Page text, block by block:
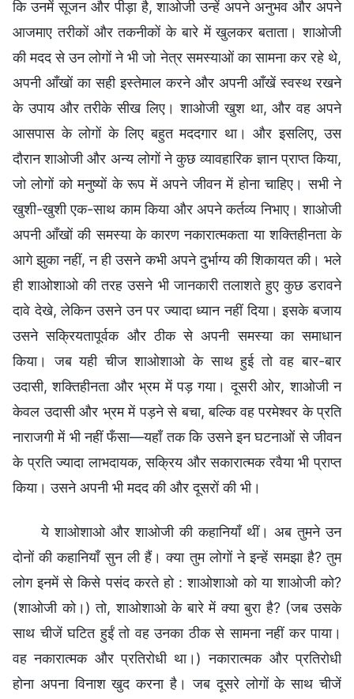
कि उनमें सूजन और पीड़ा है, शाओजी उन्हें अपने अनुभव और अपने
आजमाए तरीकों और तकनीकों के बारे में खुलकर बताता। शाओजी
की मदद से उन लोगों ने भी जो नेत्र समस्याओं का सामना कर रहे थे,
अपनी आँखों का सही इस्तेमाल करने और अपनी आँखें स्वस्थ रखने
के उपाय और तरीके सीख लिए। शाओजी खुश था, और वह अपने
आसपास के लोगों के लिए बहुत मददगार था। और इसलिए, उस
दौरान शाओजी और अन्य लोगों ने कुछ व्यावहारिक ज्ञान प्राप्त किया,
जो लोगों को मनुष्यों के रूप में अपने जीवन में होना चाहिए। सभी ने
खुशी-खुशी एक-साथ काम किया और अपने कर्तव्य निभाए। शाओजी
अपनी आँखों की समस्या के कारण नकारात्मकता या शक्तिहीनता के
आगे झुका नहीं, न ही उसने कभी अपने दुर्भाग्य की शिकायत की। भले
ही शाओशाओ की तरह उसने भी जानकारी तलाशते हुए कुछ डरावने
दावे देखे, लेकिन उसने उन पर ज्यादा ध्यान नहीं दिया। इसके बजाय
उसने सक्रियतापूर्वक और ठीक से अपनी समस्या का समाधान
किया। जब यही चीज शाओशाओ के साथ हुई तो वह बार-बार
उदासी, शक्तिहीनता और भ्रम में पड़ गया। दूसरी ओर, शाओजी न
केवल उदासी और भ्रम में पड़ने से बचा, बल्कि वह परमेश्वर के प्रति
नाराजगी में भी नहीं फँसा—यहाँ तक कि उसने इन घटनाओं से जीवन
के प्रति ज्यादा लाभदायक, सक्रिय और सकारात्मक रवैया भी प्राप्त
किया। उसने अपनी भी मदद की और दूसरों की भी।
ये शाओशाओ और शाओजी की कहानियाँ थीं। अब तुमने उन
दोनों की कहानियाँ सुन ली हैं। क्या तुम लोगों ने इन्हें समझा है? तुम
लोग इनमें से किसे पसंद करते हो : शाओशाओ को या शाओजी को?
(शाओजी को।) तो, शाओशाओ के बारे में क्या बुरा है? (जब उसके
साथ चीजें घटित हुईं तो वह उनका ठीक से सामना नहीं कर पाया।
वह नकारात्मक और प्रतिरोधी था।) नकारात्मक और प्रतिरोधी
होना अपना विनाश खुद करना है। जब दूसरे लोगों के साथ चीजें